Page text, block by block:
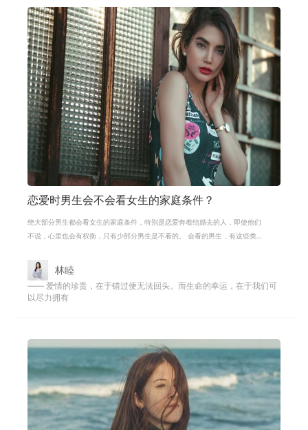
恋爱时男生会不会看女生的家庭条件？
绝大部分男生都会看女生的家庭条件，特别是恋爱奔着结婚去的人，即使他们
不说，心里也会有权衡，只有少部分男生是不看的。 会看的男生，有这些类
林睦
—— 爱情的珍贵，在于错过便无法回头。而生命的幸运，在于我们可
以尽力拥有